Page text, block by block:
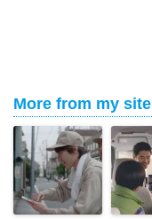
More from my site